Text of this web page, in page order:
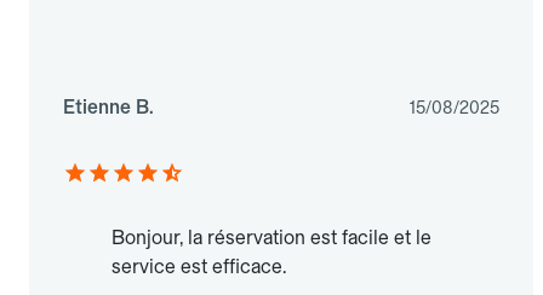
Etienne B. 15/08/2025
Bonjour, la réservation est facile et le
service est efficace.